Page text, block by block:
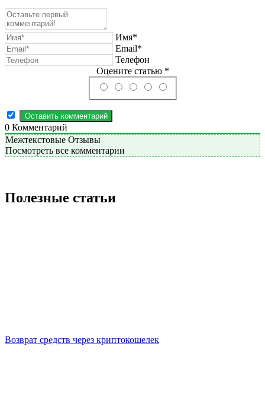
Имя*
Email*
Телефон
Оцените статью *
0 Комментарий
Межтекстовые Отзывы
Посмотреть все комментарии
Полезные статьи
Возврат средств через криптокошелек